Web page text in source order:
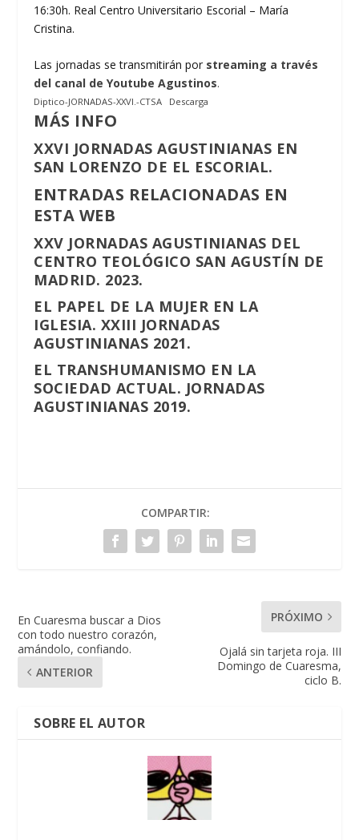
16:30h. Real Centro Universitario Escorial – María
Cristina.
Las jornadas se transmitirán por streaming a través
del canal de Youtube Agustinos.
Diptico-JORNADAS-XXVI.-CTSA Descarga
MÁS INFO
XXVI JORNADAS AGUSTINIANAS EN
SAN LORENZO DE EL ESCORIAL.
ENTRADAS RELACIONADAS EN
ESTA WEB
XXV JORNADAS AGUSTINIANAS DEL
CENTRO TEOLÓGICO SAN AGUSTÍN DE
MADRID. 2023.
EL PAPEL DE LA MUJER EN LA
IGLESIA. XXIII JORNADAS
AGUSTINIANAS 2021.
EL TRANSHUMANISMO EN LA
SOCIEDAD ACTUAL. JORNADAS
AGUSTINIANAS 2019.
COMPARTIR:
En Cuaresma buscar a Dios
con todo nuestro corazón,
amándolo, confiando.
ANTERIOR
PRÓXIMO
Ojalá sin tarjeta roja. III
Domingo de Cuaresma,
ciclo B.
SOBRE EL AUTOR